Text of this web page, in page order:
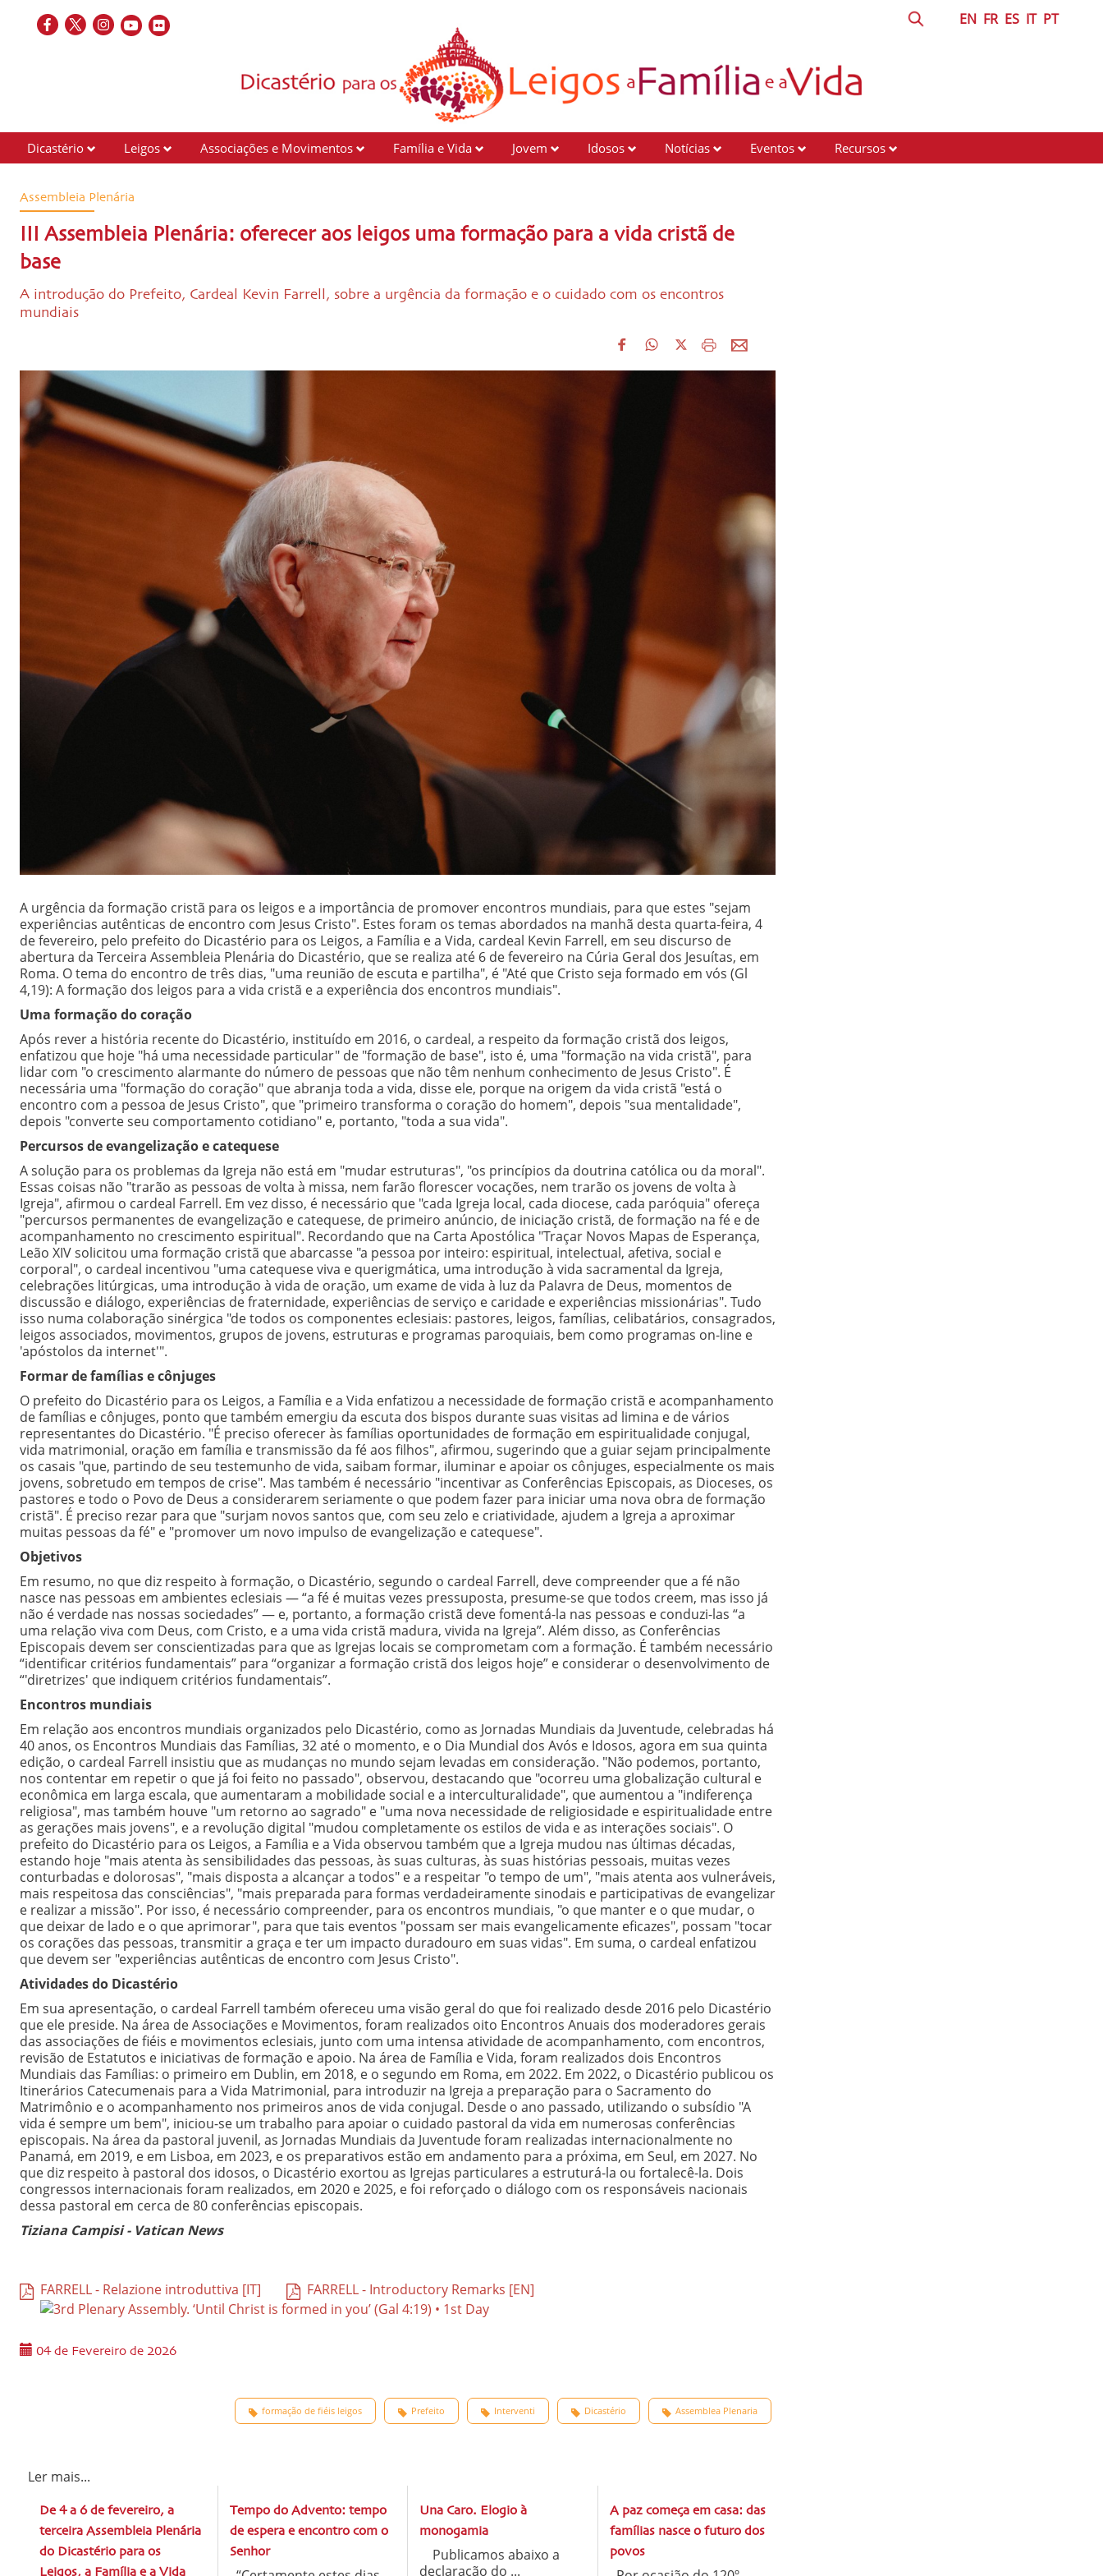
EN FR ES IT PT
Dicastério Leigos Associações e Movimentos Família e Vida Jovem Idosos Notícias Eventos Recursos
Assembleia Plenária
III Assembleia Plenária: oferecer aos leigos uma formação para a vida cristã de
base
A introdução do Prefeito, Cardeal Kevin Farrell, sobre a urgência da formação e o cuidado com os encontros
mundiais
A urgência da formação cristã para os leigos e a importância de promover encontros mundiais, para que estes "sejam
experiências autênticas de encontro com Jesus Cristo". Estes foram os temas abordados na manhã desta quarta-feira, 4
de fevereiro, pelo prefeito do Dicastério para os Leigos, a Família e a Vida, cardeal Kevin Farrell, em seu discurso de
abertura da Terceira Assembleia Plenária do Dicastério, que se realiza até 6 de fevereiro na Cúria Geral dos Jesuítas, em
Roma. O tema do encontro de três dias, "uma reunião de escuta e partilha", é "Até que Cristo seja formado em vós (Gl
4,19): A formação dos leigos para a vida cristã e a experiência dos encontros mundiais".
Uma formação do coração
Após rever a história recente do Dicastério, instituído em 2016, o cardeal, a respeito da formação cristã dos leigos,
enfatizou que hoje "há uma necessidade particular" de "formação de base", isto é, uma "formação na vida cristã", para
lidar com "o crescimento alarmante do número de pessoas que não têm nenhum conhecimento de Jesus Cristo". É
necessária uma "formação do coração" que abranja toda a vida, disse ele, porque na origem da vida cristã "está o
encontro com a pessoa de Jesus Cristo", que "primeiro transforma o coração do homem", depois "sua mentalidade",
depois "converte seu comportamento cotidiano" e, portanto, "toda a sua vida".
Percursos de evangelização e catequese
A solução para os problemas da Igreja não está em "mudar estruturas", "os princípios da doutrina católica ou da moral".
Essas coisas não "trarão as pessoas de volta à missa, nem farão florescer vocações, nem trarão os jovens de volta à
Igreja", afirmou o cardeal Farrell. Em vez disso, é necessário que "cada Igreja local, cada diocese, cada paróquia" ofereça
"percursos permanentes de evangelização e catequese, de primeiro anúncio, de iniciação cristã, de formação na fé e de
acompanhamento no crescimento espiritual". Recordando que na Carta Apostólica "Traçar Novos Mapas de Esperança,
Leão XIV solicitou uma formação cristã que abarcasse "a pessoa por inteiro: espiritual, intelectual, afetiva, social e
corporal", o cardeal incentivou "uma catequese viva e querigmática, uma introdução à vida sacramental da Igreja,
celebrações litúrgicas, uma introdução à vida de oração, um exame de vida à luz da Palavra de Deus, momentos de
discussão e diálogo, experiências de fraternidade, experiências de serviço e caridade e experiências missionárias". Tudo
isso numa colaboração sinérgica "de todos os componentes eclesiais: pastores, leigos, famílias, celibatários, consagrados,
leigos associados, movimentos, grupos de jovens, estruturas e programas paroquiais, bem como programas on-line e
'apóstolos da internet'".
Formar de famílias e cônjuges
O prefeito do Dicastério para os Leigos, a Família e a Vida enfatizou a necessidade de formação cristã e acompanhamento
de famílias e cônjuges, ponto que também emergiu da escuta dos bispos durante suas visitas ad limina e de vários
representantes do Dicastério. "É preciso oferecer às famílias oportunidades de formação em espiritualidade conjugal,
vida matrimonial, oração em família e transmissão da fé aos filhos", afirmou, sugerindo que a guiar sejam principalmente
os casais "que, partindo de seu testemunho de vida, saibam formar, iluminar e apoiar os cônjuges, especialmente os mais
jovens, sobretudo em tempos de crise". Mas também é necessário "incentivar as Conferências Episcopais, as Dioceses, os
pastores e todo o Povo de Deus a considerarem seriamente o que podem fazer para iniciar uma nova obra de formação
cristã". É preciso rezar para que "surjam novos santos que, com seu zelo e criatividade, ajudem a Igreja a aproximar
muitas pessoas da fé" e "promover um novo impulso de evangelização e catequese".
Objetivos
Em resumo, no que diz respeito à formação, o Dicastério, segundo o cardeal Farrell, deve compreender que a fé não
nasce nas pessoas em ambientes eclesiais — “a fé é muitas vezes pressuposta, presume-se que todos creem, mas isso já
não é verdade nas nossas sociedades” — e, portanto, a formação cristã deve fomentá-la nas pessoas e conduzi-las “a
uma relação viva com Deus, com Cristo, e a uma vida cristã madura, vivida na Igreja”. Além disso, as Conferências
Episcopais devem ser conscientizadas para que as Igrejas locais se comprometam com a formação. É também necessário
“identificar critérios fundamentais” para “organizar a formação cristã dos leigos hoje” e considerar o desenvolvimento de
“'diretrizes' que indiquem critérios fundamentais”.
Encontros mundiais
Em relação aos encontros mundiais organizados pelo Dicastério, como as Jornadas Mundiais da Juventude, celebradas há
40 anos, os Encontros Mundiais das Famílias, 32 até o momento, e o Dia Mundial dos Avós e Idosos, agora em sua quinta
edição, o cardeal Farrell insistiu que as mudanças no mundo sejam levadas em consideração. "Não podemos, portanto,
nos contentar em repetir o que já foi feito no passado", observou, destacando que "ocorreu uma globalização cultural e
econômica em larga escala, que aumentaram a mobilidade social e a interculturalidade", que aumentou a "indiferença
religiosa", mas também houve "um retorno ao sagrado" e "uma nova necessidade de religiosidade e espiritualidade entre
as gerações mais jovens", e a revolução digital "mudou completamente os estilos de vida e as interações sociais". O
prefeito do Dicastério para os Leigos, a Família e a Vida observou também que a Igreja mudou nas últimas décadas,
estando hoje "mais atenta às sensibilidades das pessoas, às suas culturas, às suas histórias pessoais, muitas vezes
conturbadas e dolorosas", "mais disposta a alcançar a todos" e a respeitar "o tempo de um", "mais atenta aos vulneráveis,
mais respeitosa das consciências", "mais preparada para formas verdadeiramente sinodais e participativas de evangelizar
e realizar a missão". Por isso, é necessário compreender, para os encontros mundiais, "o que manter e o que mudar, o
que deixar de lado e o que aprimorar", para que tais eventos "possam ser mais evangelicamente eficazes", possam "tocar
os corações das pessoas, transmitir a graça e ter um impacto duradouro em suas vidas". Em suma, o cardeal enfatizou
que devem ser "experiências autênticas de encontro com Jesus Cristo".
Atividades do Dicastério
Em sua apresentação, o cardeal Farrell também ofereceu uma visão geral do que foi realizado desde 2016 pelo Dicastério
que ele preside. Na área de Associações e Movimentos, foram realizados oito Encontros Anuais dos moderadores gerais
das associações de fiéis e movimentos eclesiais, junto com uma intensa atividade de acompanhamento, com encontros,
revisão de Estatutos e iniciativas de formação e apoio. Na área de Família e Vida, foram realizados dois Encontros
Mundiais das Famílias: o primeiro em Dublin, em 2018, e o segundo em Roma, em 2022. Em 2022, o Dicastério publicou os
Itinerários Catecumenais para a Vida Matrimonial, para introduzir na Igreja a preparação para o Sacramento do
Matrimônio e o acompanhamento nos primeiros anos de vida conjugal. Desde o ano passado, utilizando o subsídio "A
vida é sempre um bem", iniciou-se um trabalho para apoiar o cuidado pastoral da vida em numerosas conferências
episcopais. Na área da pastoral juvenil, as Jornadas Mundiais da Juventude foram realizadas internacionalmente no
Panamá, em 2019, e em Lisboa, em 2023, e os preparativos estão em andamento para a próxima, em Seul, em 2027. No
que diz respeito à pastoral dos idosos, o Dicastério exortou as Igrejas particulares a estruturá-la ou fortalecê-la. Dois
congressos internacionais foram realizados, em 2020 e 2025, e foi reforçado o diálogo com os responsáveis nacionais
dessa pastoral em cerca de 80 conferências episcopais.
Tiziana Campisi - Vatican News
FARRELL - Relazione introduttiva [IT] FARRELL - Introductory Remarks [EN]
04 de Fevereiro de 2026
Assemblea Plenaria
Dicastério
Interventi
Prefeito
formação de fiéis leigos
Ler mais...
De 4 a 6 de fevereiro, a
terceira Assembleia Plenária
do Dicastério para os
Leigos, a Família e a Vida
Tempo do Advento: tempo
de espera e encontro com o
Senhor
Una Caro. Elogio à
monogamia
Publicamos abaixo a
declaração do ...
A paz começa em casa: das
famílias nasce o futuro dos
povos